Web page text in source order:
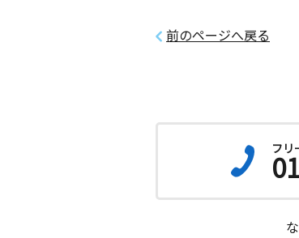
クビル１０１号室
愛知県豊田市和会町下南
新安
月 火
愛知県安城市住吉町２
前のページへ戻る
フリ